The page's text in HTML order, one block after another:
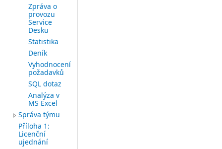
Zpráva o
provozu
Service
Desku
Statistika
Deník
Vyhodnocení
požadavků
SQL dotaz
Analýza v
MS Excel
Správa týmu
Příloha 1:
Licenční
ujednání